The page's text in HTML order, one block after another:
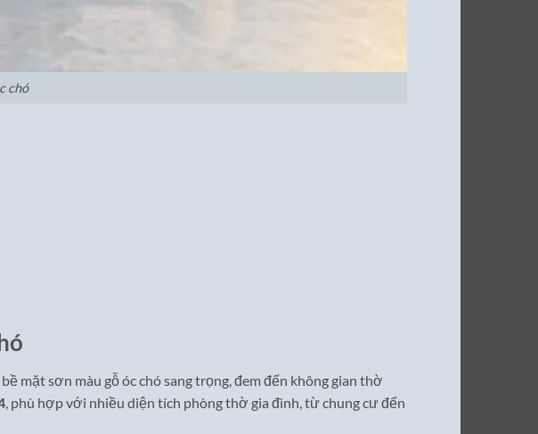
chó
bề mặt sơn màu gỗ óc chó sang trọng, đem đến không gian thờ
, phù hợp với nhiều diện tích phòng thờ gia đình, từ chung cư đến